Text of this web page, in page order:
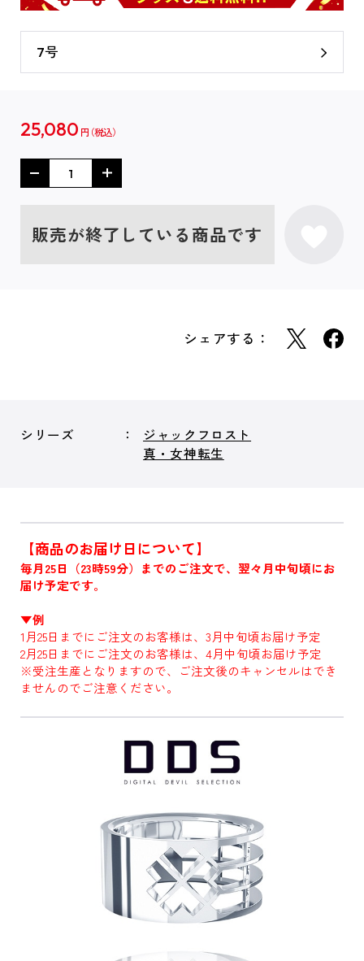
7号
25,080 円
販売が終了している商品です
シェアする：
シリーズ
ジャックフロスト
真・女神転生
【商品のお届け日について】
毎月25日（23時59分）までのご注文で、翌々月中旬頃にお
届け予定です。
▼例
1月25日までにご注文のお客様は、3月中旬頃お届け予定
2月25日までにご注文のお客様は、4月中旬頃お届け予定
※受注生産となりますので、ご注文後のキャンセルはでき
ませんのでご注意ください。